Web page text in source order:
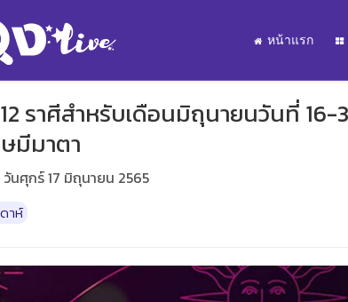
หน้าแรก
ราศีสำหรับเดือนมิถุนายนวันที่
มีมาตา
นศุกร์ 17 มิถุนายน 2565
าห์